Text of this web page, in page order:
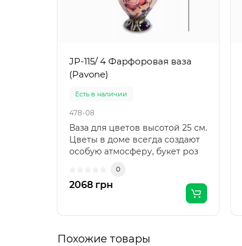
JP-115/ 4 Фарфоровая ваза
(Pavone)
Есть в наличии
478-08
Ваза для цветов высотой 25 см.
Цветы в доме всегда создают
особую атмосферу, букет роз
0
2068 грн
Похожие товары